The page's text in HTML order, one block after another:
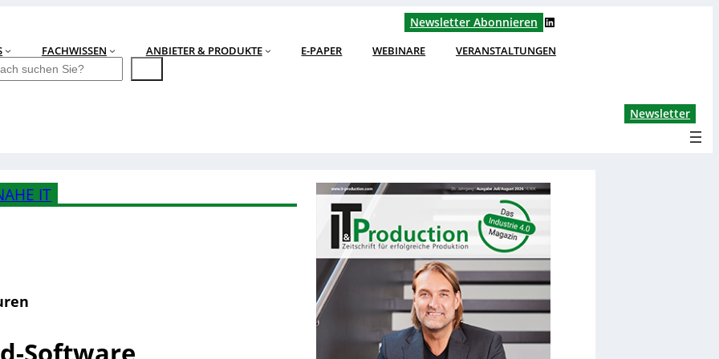
Newsletter Abonnieren LinkedIn
FACHWISSEN ANBIETER & PRODUKTE E-PAPER WEBINARE VERANSTALTUNGEN
Newsletter
IT